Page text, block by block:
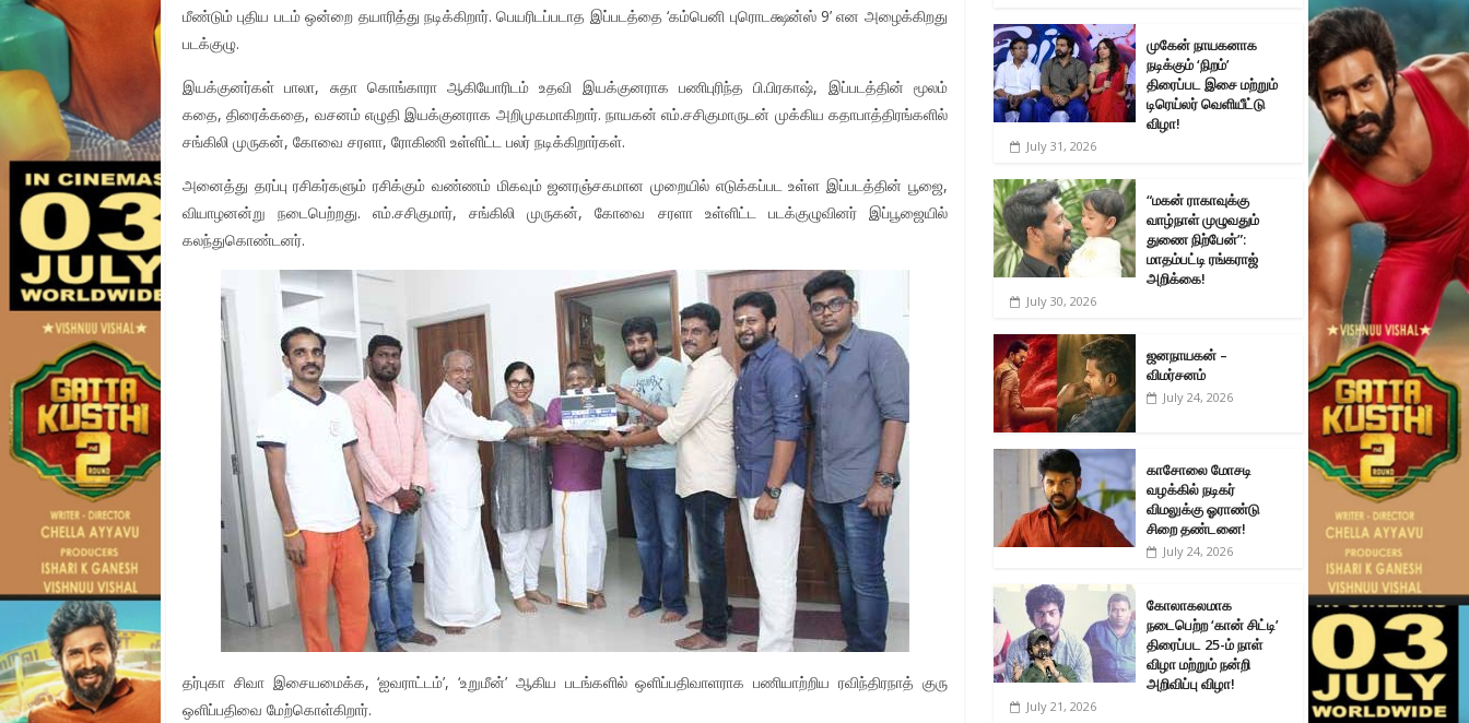
மீண்டும் புதிய படம் ஒன்றை தயாரித்து நடிக்கிறார். பெயரிடப்படாத இப்படத்தை ‘கம்பெனி புரொடக்ஷன்ஸ் 9’ என அழைக்கிறது
படக்குழு.
இயக்குனர்கள் பாலா, சுதா கொங்காரா ஆகியோரிடம் உதவி இயக்குனராக பணிபுரிந்த பி.பிரகாஷ், இப்படத்தின் மூலம்
கதை, திரைக்கதை, வசனம் எழுதி இயக்குனராக அறிமுகமாகிறார். நாயகன் எம்.சசிகுமாருடன் முக்கிய கதாபாத்திரங்களில்
சங்கிலி முருகன், கோவை சரளா, ரோகிணி உள்ளிட்ட பலர் நடிக்கிறார்கள்.
அனைத்து தரப்பு ரசிகர்களும் ரசிக்கும் வண்ணம் மிகவும் ஜனரஞ்சகமான முறையில் எடுக்கப்பட உள்ள இப்படத்தின் பூஜை,
வியாழனன்று நடைபெற்றது. எம்.சசிகுமார், சங்கிலி முருகன், கோவை சரளா உள்ளிட்ட படக்குழுவினர் இப்பூஜையில்
கலந்துகொண்டனர்.
தர்புகா சிவா இசையமைக்க, ‘ஐவராட்டம்’, ‘உறுமீன்’ ஆகிய படங்களில் ஒளிப்பதிவாளராக பணியாற்றிய ரவிந்திரநாத் குரு
ஒளிப்பதிவை மேற்கொள்கிறார்.
முகேன் நாயகனாக
நடிக்கும் ‘நிறம்’
திரைப்பட இசை மற்றும்
டிரெய்லர் வெளியீட்டு
விழா!
July 31, 2026
“மகன் ராகாவுக்கு
வாழ்நாள் முழுவதும்
துணை நிற்பேன்”:
மாதம்பட்டி ரங்கராஜ்
அறிக்கை!
July 30, 2026
ஜனநாயகன் –
விமர்சனம்
July 24, 2026
காசோலை மோசடி
வழக்கில் நடிகர்
விமலுக்கு ஓராண்டு
சிறை தண்டனை!
July 24, 2026
கோலாகலமாக
நடைபெற்ற ‘கான் சிட்டி’
திரைப்பட 25-ம் நாள்
விழா மற்றும் நன்றி
அறிவிப்பு விழா!
July 21, 2026